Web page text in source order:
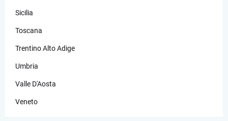
Sicilia
Toscana
Trentino Alto Adige
Umbria
Valle D'Aosta
Veneto